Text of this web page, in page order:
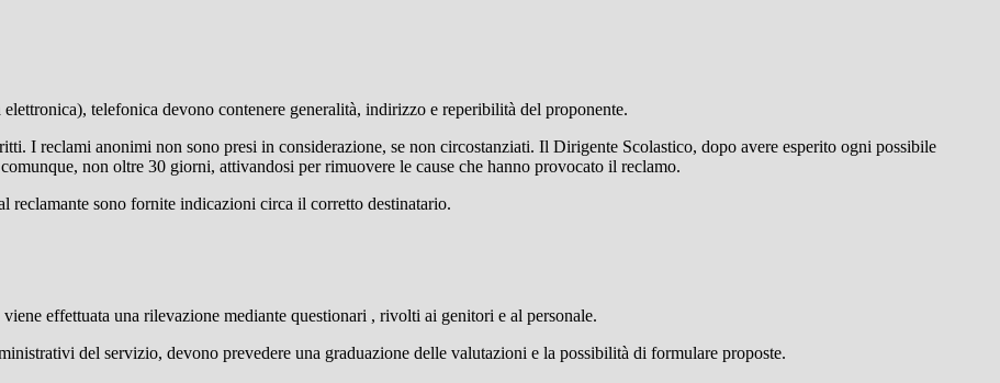
telefonica devono contenere generalità, indirizzo e reperibilità del proponente.
I reclami anonimi non sono presi in considerazione, se non circostanziati. Il Dirigente Scolastico, dopo avere esperito ogni possibile
non oltre 30 giorni, attivandosi per rimuovere le cause che hanno provocato il reclamo.
reclamante sono fornite indicazioni circa il corretto destinatario.
effettuata una rilevazione mediante questionari , rivolti ai genitori e al personale.
del servizio, devono prevedere una graduazione delle valutazioni e la possibilità di formulare proposte.